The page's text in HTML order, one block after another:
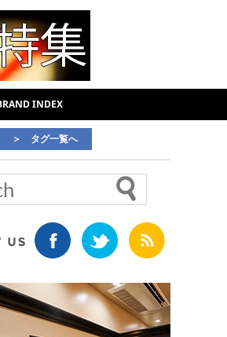
INDEX
＞ タグ一覧へ